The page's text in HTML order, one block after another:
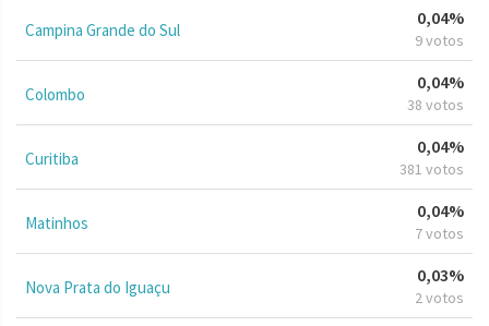
Campina Grande do Sul
0,04%
9 votos
Colombo
0,04%
38 votos
Curitiba
0,04%
381 votos
Matinhos
0,04%
7 votos
Nova Prata do Iguaçu
0,03%
2 votos